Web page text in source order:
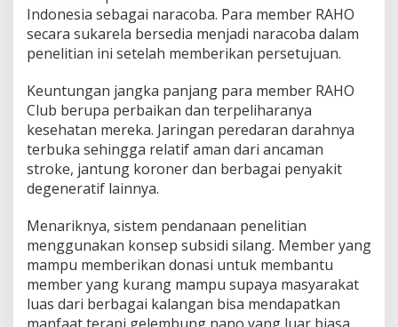
u
a
e
s
e
h
a
t
Indonesia sebagai naracoba. Para member RAHO
secara sukarela bersedia menjadi naracoba dalam
penelitian ini setelah memberikan persetujuan.
Keuntungan jangka panjang para member RAHO
Club berupa perbaikan dan terpeliharanya
kesehatan mereka. Jaringan peredaran darahnya
terbuka sehingga relatif aman dari ancaman
stroke, jantung koroner dan berbagai penyakit
degeneratif lainnya.
Menariknya, sistem pendanaan penelitian
menggunakan konsep subsidi silang. Member yang
mampu memberikan donasi untuk membantu
member yang kurang mampu supaya masyarakat
luas dari berbagai kalangan bisa mendapatkan